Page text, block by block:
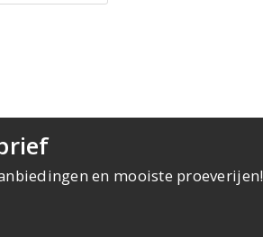
en mooiste proeverijen!